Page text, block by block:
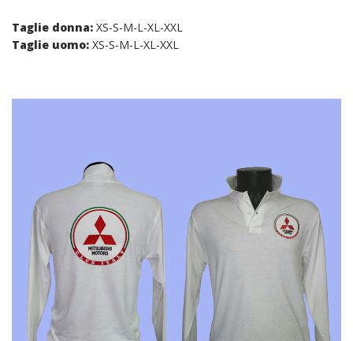
Taglie donna: XS-S-M-L-XL-XXL
Taglie uomo: XS-S-M-L-XL-XXL